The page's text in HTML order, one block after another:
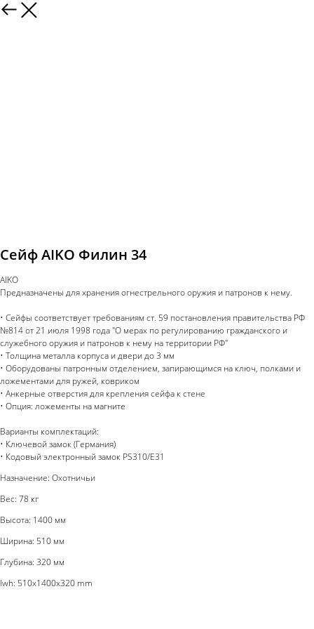
Сейф AIKO Филин 34
AIKO
Предназначены для хранения огнестрельного оружия и патронов к нему.
• Сейфы соответствует требованиям ст. 59 постановления правительства РФ
№814 от 21 июля 1998 года "О мерах по регулированию гражданского и
служебного оружия и патронов к нему на территории РФ"
• Толщина металла корпуса и двери до 3 мм
• Оборудованы патронным отделением, запирающимся на ключ, полками и
ложементами для ружей, ковриком
• Анкерные отверстия для крепления сейфа к стене
• Опция: ложементы на магните
Варианты комплектаций:
• Ключевой замок (Германия)
• Кодовый электронный замок PS310/E31
Назначение: Охотничьи
Вес: 78 кг
Высота: 1400 мм
Ширина: 510 мм
Глубина: 320 мм
lwh: 510x1400x320 mm